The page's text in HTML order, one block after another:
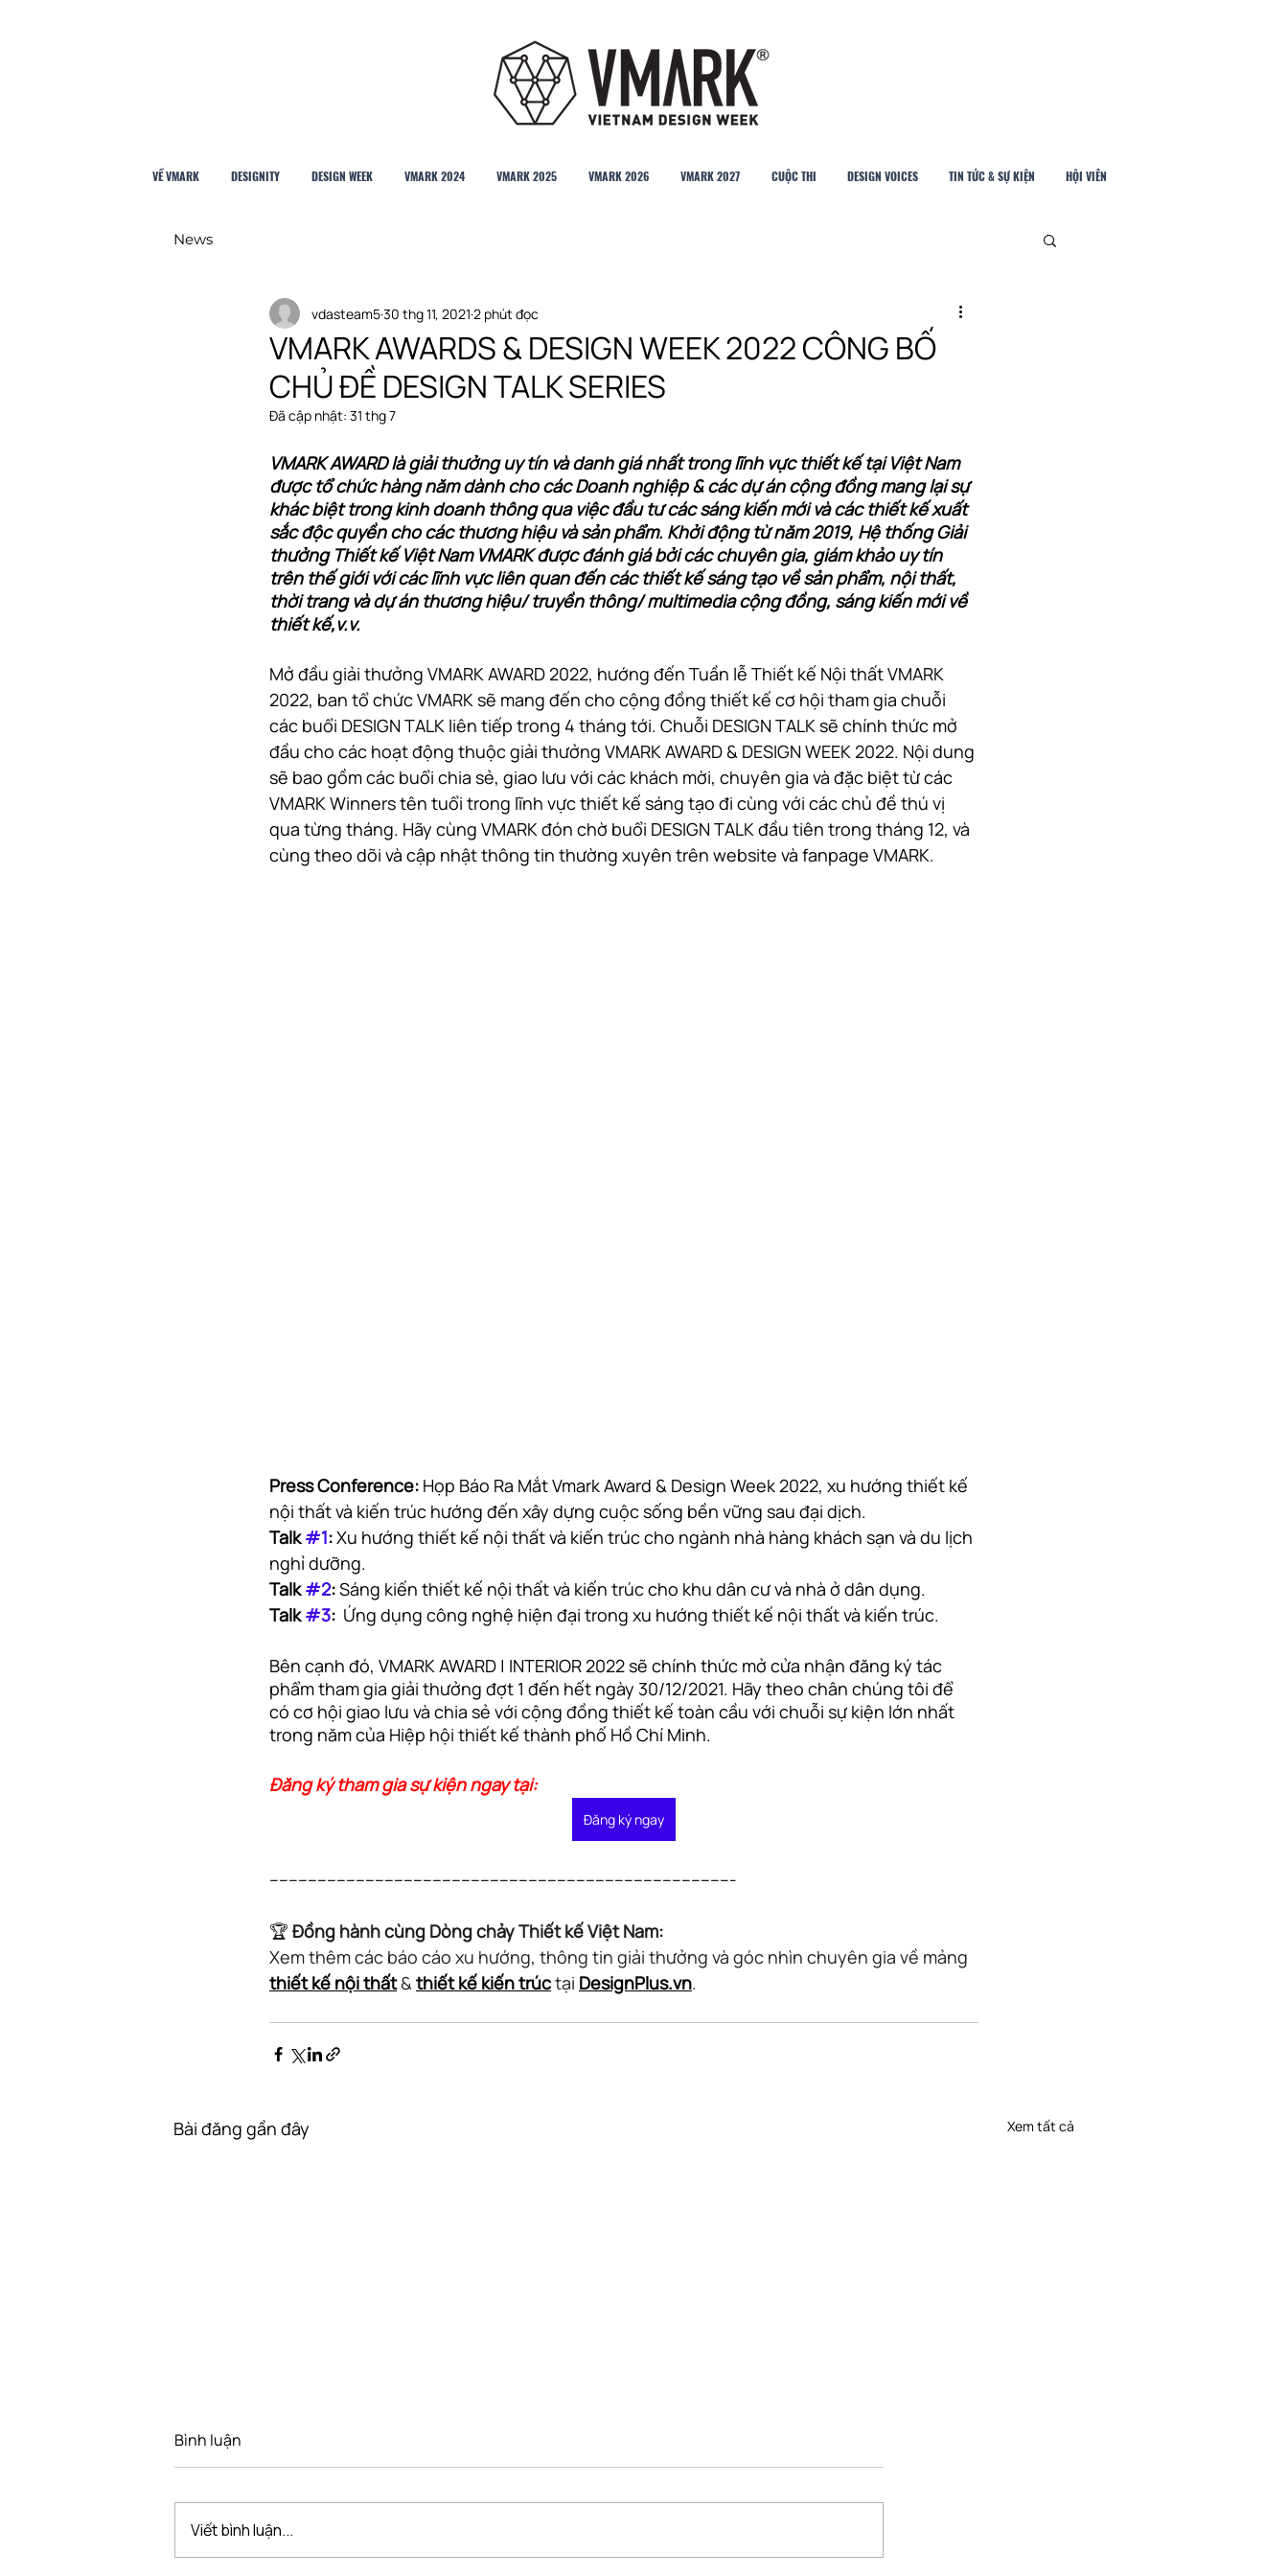
VỀ VMARK DESIGNITY DESIGN WEEK VMARK 2024 VMARK 2025 VMARK 2026 VMARK 2027 CUỘC THI DESIGN VOICES TIN TỨC & SỰ KIỆN HỘI VIÊN
News
VMARK AWARDS & DESIGN WEEK 2022 CÔNG BỐ
CHỦ ĐỀ DESIGN TALK SERIES
vdasteam530 thg 11, 2021 2 phút đọc
Đã cập nhật: 31 thg 7
VMARK AWARD là giải thưởng uy tín và danh giá nhất trong lĩnh vực thiết kế tại Việt Nam
được tổ chức hàng năm dành cho các Doanh nghiệp & các dự án cộng đồng mang lại sự
khác biệt trong kinh doanh thông qua việc đầu tư các sáng kiến mới và các thiết kế xuất
sắc độc quyền cho các thương hiệu và sản phẩm. Khởi động từ năm 2019, Hệ thống Giải
thưởng Thiết kế Việt Nam VMARK được đánh giá bởi các chuyên gia, giám khảo uy tín
trên thế giới với các lĩnh vực liên quan đến các thiết kế sáng tạo về sản phẩm, nội thất,
thời trang và dự án thương hiệu/ truyền thông/ multimedia cộng đồng, sáng kiến mới về
thiết kế,v.v.
Mở đầu giải thưởng VMARK AWARD 2022, hướng đến Tuần lễ Thiết kế Nội thất VMARK
2022, ban tổ chức VMARK sẽ mang đến cho cộng đồng thiết kế cơ hội tham gia chuỗi
các buổi DESIGN TALK liên tiếp trong 4 tháng tới. Chuỗi DESIGN TALK sẽ chính thức mở
đầu cho các hoạt động thuộc giải thưởng VMARK AWARD & DESIGN WEEK 2022. Nội dung
sẽ bao gồm các buổi chia sẻ, giao lưu với các khách mời, chuyên gia và đặc biệt từ các
VMARK Winners tên tuổi trong lĩnh vực thiết kế sáng tạo đi cùng với các chủ đề thú vị
qua từng tháng. Hãy cùng VMARK đón chờ buổi DESIGN TALK đầu tiên trong tháng 12, và
cùng theo dõi và cập nhật thông tin thường xuyên trên website và fanpage VMARK.
Press Conference: Họp Báo Ra Mắt Vmark Award & Design Week 2022, xu hướng thiết kế
nội thất và kiến trúc hướng đến xây dựng cuộc sống bền vững sau đại dịch.
Talk #1: Xu hướng thiết kế nội thất và kiến trúc cho ngành nhà hàng khách sạn và du lịch
nghỉ dưỡng.
Talk #2: Sáng kiến thiết kế nội thất và kiến trúc cho khu dân cư và nhà ở dân dụng.
Talk #3: Ứng dụng công nghệ hiện đại trong xu hướng thiết kế nội thất và kiến trúc.
Bên cạnh đó, VMARK AWARD | INTERIOR 2022 sẽ chính thức mở cửa nhận đăng ký tác
phẩm tham gia giải thưởng đợt 1 đến hết ngày 30/12/2021. Hãy theo chân chúng tôi để
có cơ hội giao lưu và chia sẻ với cộng đồng thiết kế toàn cầu với chuỗi sự kiện lớn nhất
trong năm của Hiệp hội thiết kế thành phố Hồ Chí Minh.
Đăng ký tham gia sự kiện ngay tại:
Đăng ký ngay
-------------------------------------------------------------------------------------------------
🏆 Đồng hành cùng Dòng chảy Thiết kế Việt Nam:
Xem thêm các báo cáo xu hướng, thông tin giải thưởng và góc nhìn chuyên gia về mảng
thiết kế nội thất & thiết kế kiến trúc tại DesignPlus.vn.
Bài đăng gần đây Xem tất cả
Bình luận
Viết bình luận...